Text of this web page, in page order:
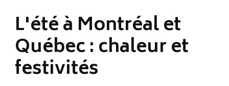
L'été à Montréal et
Québec : chaleur et
festivités